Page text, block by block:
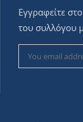
Εγγραφείτε
του συλλόγου